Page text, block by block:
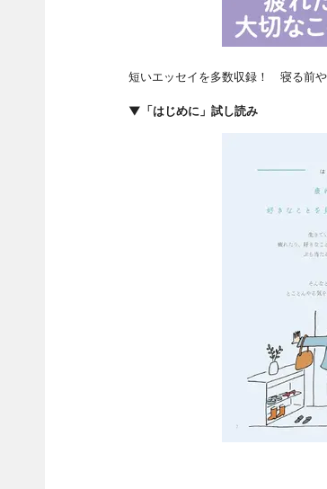
短いエッセイを多数収録！ 寝る前や
▼「はじめに」試し読み